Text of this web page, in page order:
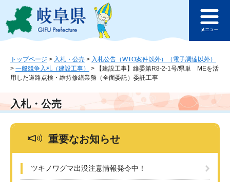
ジ
ュ
本
文
このページの本文へ
ュ
トップページ > 入札・公売 > 入札公告（WTO案件以外）（電子調達以外）
> 一般競争入札（建設工事） >
【建設工事】維委第R8-2-1号/県単 MEを活
用した道路点検・維持修繕業務（全面委託）委託工事
入札・公売
重要なお知らせ
ツキノワグマ出没注意情報発令中！